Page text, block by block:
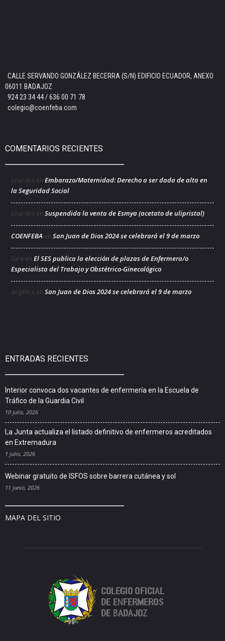
CALLE SERVANDO GONZÁLEZ BECERRA (S/N) EDIFICIO ECUADOR, ANEXO
06011 BADAJOZ
924 23 34 44 / 636 00 71 78
colegio@coenfeba.com
COMENTARIOS RECIENTES
Lourdes en Embarazo/Maternidad: Derecho a ser dada de alta en
la Seguridad Social
Lourdes en Suspendida la venta de Esmya (acetato de ulipristal)
COENFEBA en San Juan de Dios 2024 se celebrará el 9 de marzo
Sara en El SES publica la elección de plazas de Enfermera/o
Especialista del Trabajo y Obstétrico-Ginecológico
angélica en San Juan de Dios 2024 se celebrará el 9 de marzo
ENTRADAS RECIENTES
Interior convoca dos vacantes de enfermería en la Escuela de
Tráfico de la Guardia Civil
10 julio, 2026
La Junta actualiza el listado definitivo de enfermeros acreditados
en Extremadura
1 julio, 2026
Webinar gratuito de ISFOS sobre barrera cutánea y sol
11 junio, 2026
MAPA DEL SITIO